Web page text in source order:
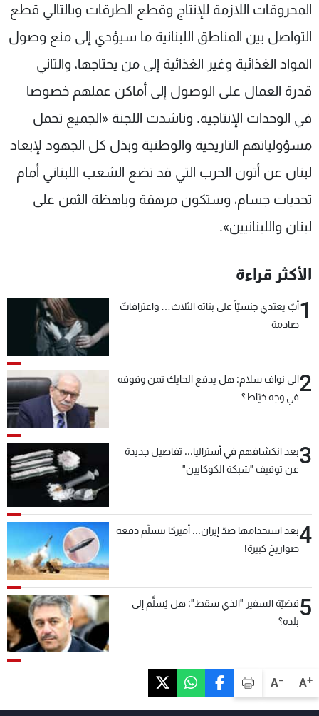
A+
A-
المحروقات اللازمة للإنتاج وقطع الطرقات وبالتالي قطع
التواصل بين المناطق اللبنانية ما سيؤدي إلى منع وصول
المواد الغذائية وغير الغذائية إلى من يحتاجها، والثاني
قدرة العمال على الوصول إلى أماكن عملهم خصوصا
في الوحدات الإنتاجية. وناشدت اللجنة «الجميع تحمل
مسؤولياتهم التاريخية والوطنية وبذل كل الجهود لإبعاد
لبنان عن أتون الحرب التي قد تضع الشعب اللبناني أمام
تحديات جسام، وستكون مرهقة وباهظة الثمن على
لبنان واللبنانيين».
الأكثر قراءة
1أبٌ يعتدي جنسيّاً على بناته الثلاث… واعترافاتٌ
صادمة
2الى نواف سلام: هل يدفع الحايك ثمن وقوفه
في وجه خيّاط؟
3بعد انكشافهم في أستراليا... تفاصيل جديدة
عن توقيف "شبكة الكوكايين"
4بعد استخدامها ضدّ إيران... أميركا تتسلّم دفعة
صواريخ كبيرة!
5قضيّة السفير "الذي سقط": هل يُسلَّم إلى
بلده؟